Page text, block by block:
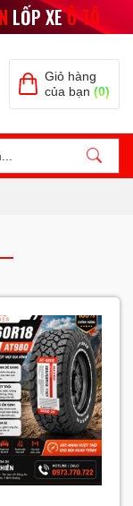
LỐP XEÔ TÔ
Giỏ hàng
của bạn (0)